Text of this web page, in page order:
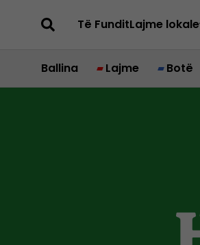
Të FunditLajme lokale
Ballina Lajme Botë